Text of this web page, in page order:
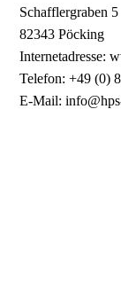
Schafflergraben 5
82343 Pöcking
Internetadresse:
Telefon: +49 (0)
E-Mail: